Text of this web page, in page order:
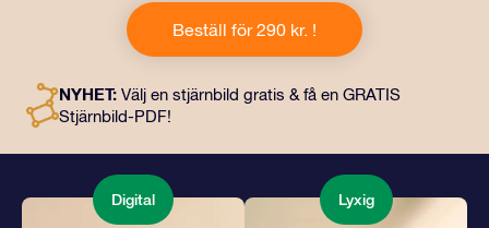
gåva ingår ett vackert kuvert och personliga dokument
som skickas till en adress som du väljer, samt digitala
dokument och fri användning av våra appar. Det är ett
kära.
Beställ för 290 kr. !
NYHET: Välj en stjärnbild gratis & få en GRATIS
Stjärnbild-PDF!
Digital Lyxig